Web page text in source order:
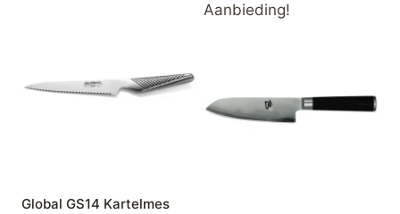
Global GS14 Kartelmes
Aanbieding!